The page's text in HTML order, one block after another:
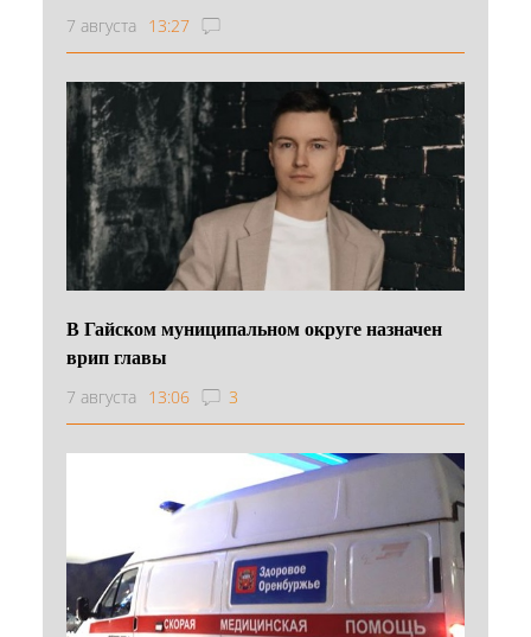
7 августа 13:27
В Гайском муниципальном округе назначен
врип главы
7 августа 13:06 3